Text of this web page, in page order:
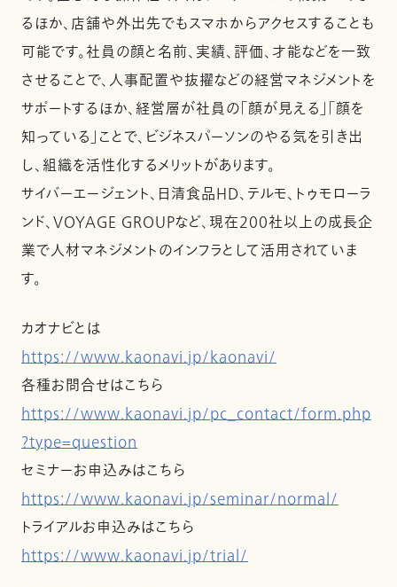
るほか、店舗や外出先でもスマホからアクセスすることも
可能です。社員の顔と名前、実績、評価、才能などを一致
させることで、人事配置や抜擢などの経営マネジメントを
サポートするほか、経営層が社員の「顔が見える」「顔を
知っている」ことで、ビジネスパーソンのやる気を引き出
し、組織を活性化するメリットがあります。
サイバーエージェント、日清食品HD、テルモ、トゥモローラ
ンド、VOYAGE GROUPなど、現在200社以上の成長企
業で人材マネジメントのインフラとして活用されていま
す。
カオナビとは
https://www.kaonavi.jp/kaonavi/
各種お問合せはこちら
https://www.kaonavi.jp/pc_contact/form.php
?type=question
セミナーお申込みはこちら
https://www.kaonavi.jp/seminar/normal/
トライアルお申込みはこちら
https://www.kaonavi.jp/trial/